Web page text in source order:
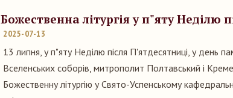
Божественна літургія у п"яту Неділю
2025-07-13
13 липня, у п"яту Неділю після П'ятдесятниці, у день
Вселенських соборів, митрополит Полтавський і
Божественну літургію у Свято-Успенському